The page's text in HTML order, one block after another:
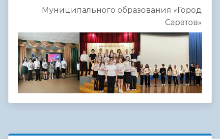
Муниципального образования «Город
Саратов»